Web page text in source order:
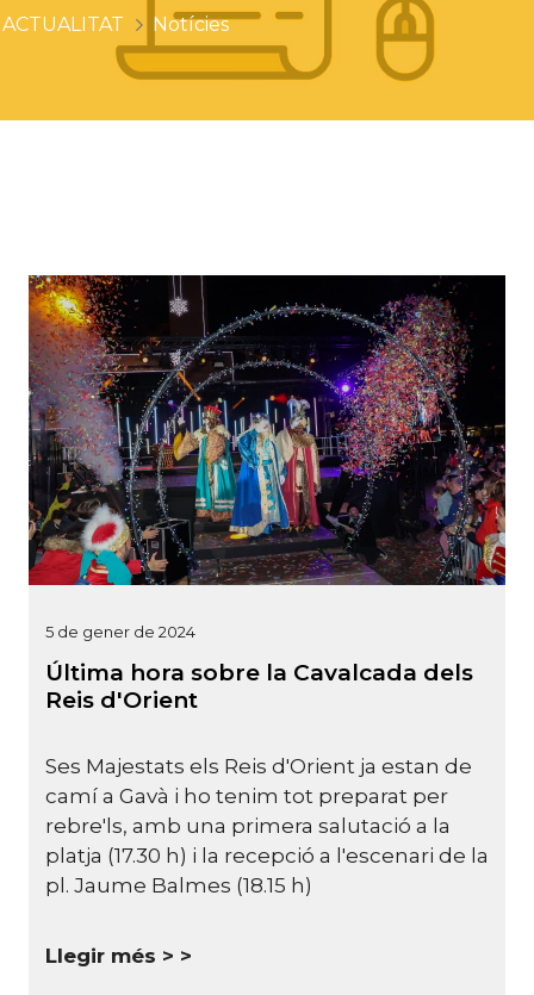
ACTUALITAT Notícies
5 de gener de 2024
Última hora sobre la Cavalcada dels
Reis d'Orient
Ses Majestats els Reis d'Orient ja estan de
camí a Gavà i ho tenim tot preparat per
rebre'ls, amb una primera salutació a la
platja (17.30 h) i la recepció a l'escenari de la
pl. Jaume Balmes (18.15 h)
Llegir més >